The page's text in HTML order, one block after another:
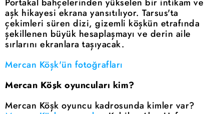
aşk hikayesi ekrana yansıtılıyor. Tarsus'ta
çekimleri süren dizi, gizemli köşkün etrafında
şekillenen büyük hesaplaşmayı ve derin aile
sırlarını ekranlara taşıyacak.
Mercan Köşk'ün fotoğrafları
Mercan Köşk oyuncuları kim?
Mercan Köşk oyuncu kadrosunda kimler var?